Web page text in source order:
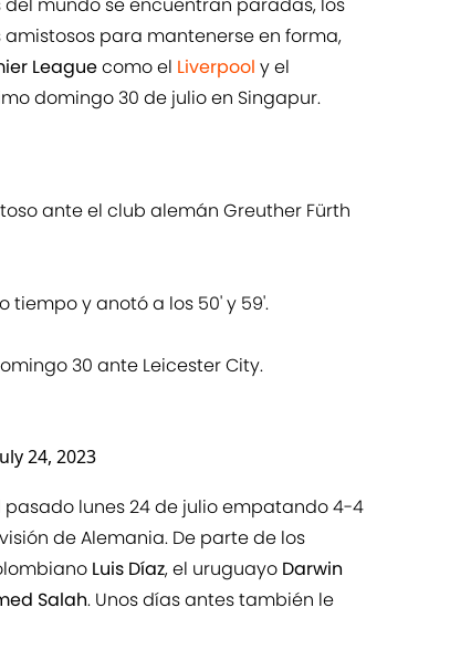
mundo se encuentran paradas, los
para mantenerse en forma,
Leaguecomo el Liverpool y el
domingo 30 de julio en Singapur.
ante el club alemán Greuther Fürth
tiempo y anotó a los 50' y 59'.
30 ante Leicester City.
24, 2023
lunes 24 de julio empatando 4-4
de Alemania. De parte de los
Luis Díaz, el uruguayo Darwin
Salah. Unos días antes también le